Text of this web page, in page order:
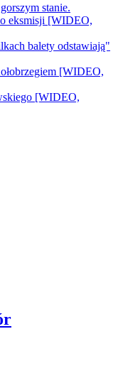
stanie.
eksmisji [WIDEO,
balety odstawiają"
[WIDEO,
[WIDEO,